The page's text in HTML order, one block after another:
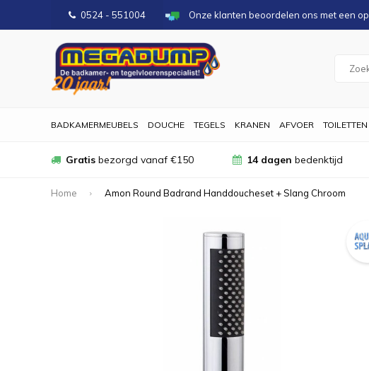
0524 - 551004 Onze klanten beoordelen ons met een op
BADKAMERMEUBELS DOUCHE TEGELS KRANEN AFVOER TOILETTEN
Gratis bezorgd vanaf €150 14 dagen bedenktijd
Home Amon Round Badrand Handdoucheset + Slang Chroom